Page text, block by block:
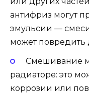
антифриз могут
эмульсии —
может повредить
Смешивание
радиаторе: это
коррозии или